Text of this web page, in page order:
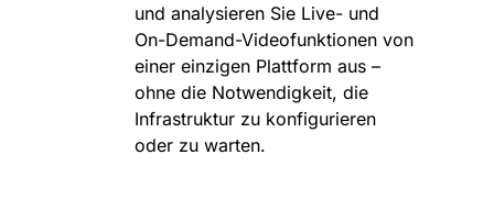
und analysieren Sie Live- und
On-Demand-Videofunktionen von
einer einzigen Plattform aus –
ohne die Notwendigkeit, die
Infrastruktur zu konfigurieren
oder zu warten.